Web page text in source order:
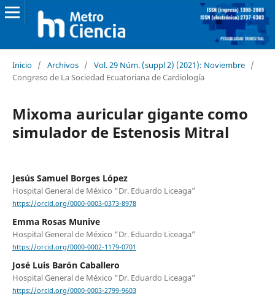
Inicio / Archivos / Vol. 29 Núm. (suppl 2) (2021): Noviembre /
Congreso de La Sociedad Ecuatoriana de Cardiología
Mixoma auricular gigante como
simulador de Estenosis Mitral
Jesús Samuel Borges López
Hospital General de México “Dr. Eduardo Liceaga”
https://orcid.org/0000-0003-0373-8978
Emma Rosas Munive
Hospital General de México “Dr. Eduardo Liceaga”
https://orcid.org/0000-0002-1179-0701
José Luis Barón Caballero
Hospital General de México “Dr. Eduardo Liceaga”
https://orcid.org/0000-0003-2799-9603